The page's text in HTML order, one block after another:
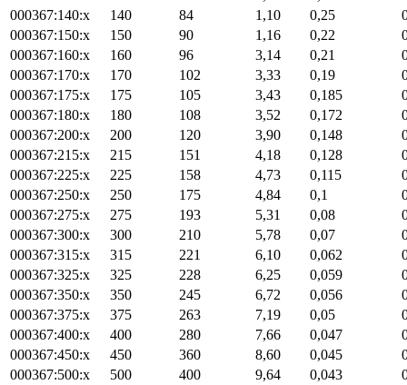
000367:140:x
140 84 1,10 0,25
000367:150:x
150 90 1,16 0,22
000367:160:x
160 96 3,14 0,21
000367:170:x
170 102 3,33 0,19
000367:175:x
175 105 3,43 0,185
000367:180:x
180 108 3,52 0,172
000367:200:x
200 120 3,90 0,148
000367:215:x
215 151 4,18 0,128
000367:225:x
225 158 4,73 0,115
000367:250:x
250 175 4,84 0,1
000367:275:x
275 193 5,31 0,08
000367:300:x
300 210 5,78 0,07
000367:315:x
315 221 6,10 0,062
000367:325:x
325 228 6,25 0,059
000367:350:x
350 245 6,72 0,056
000367:375:x
375 263 7,19 0,05
000367:400:x
400 280 7,66 0,047
000367:450:x
450 360 8,60 0,045
000367:500:x
500 400 9,64 0,043